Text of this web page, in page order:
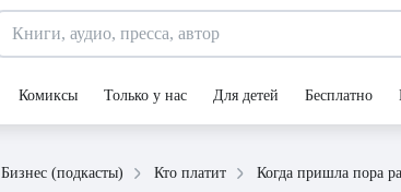
Комиксы Только у нас Для детей Бесплатно
Бизнес (подкасты) Кто платит Когда пришла пора